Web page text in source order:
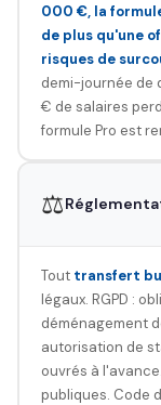
000 €, la
de plus qu'une
risques de
demi-journée de
€ de salaires
formule Pro est
⚖️
Tout transfert
légaux. RGPD :
déménagement
autorisation de
ouvrés à
publiques. Code